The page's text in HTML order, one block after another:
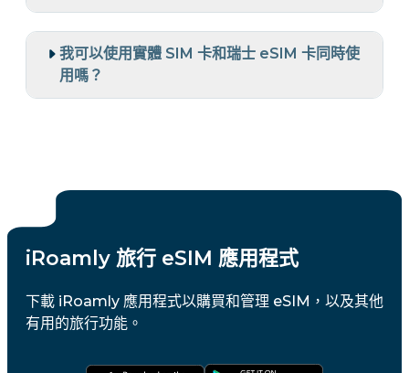
我可以使用實體 SIM 卡和瑞士 eSIM 卡同時使
用嗎？
iRoamly 旅行 eSIM 應用程式
下載 iRoamly 應用程式以購買和管理 eSIM，以及其他
有用的旅行功能。